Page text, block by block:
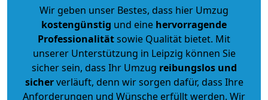
Wir geben unser Bestes, dass hier Umzug
kostengünstig und eine hervorragende
Professionalitätsowie Qualität bietet. Mit
unserer Unterstützung in Leipzig können Sie
sicher sein, dass Ihr Umzug reibungslos und
sicherverläuft, denn wir sorgen dafür, dass Ihre
Anforderungen und Wünsche erfüllt werden. Wir